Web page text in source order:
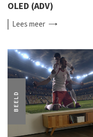
OLED (ADV)
Leesmeer
BEELD